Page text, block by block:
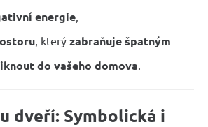
energie
, který zabraňuje špatným
do vašeho domova
dveří: Symbolická i